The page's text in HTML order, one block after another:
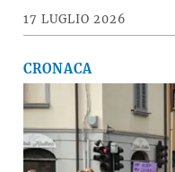
17 LUGLIO 2026
CRONACA